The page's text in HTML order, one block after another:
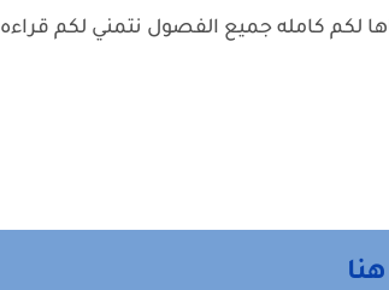
لكم كامله جميع الفصول نتمني لكم قراءه